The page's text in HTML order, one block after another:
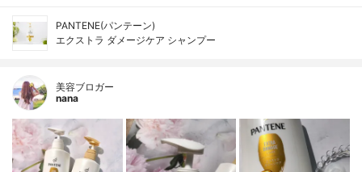
PANTENE(パンテーン)
エクストラ ダメージケア シャンプー
美容ブロガー
nana